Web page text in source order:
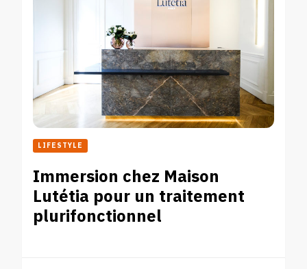
LIFESTYLE
Immersion chez Maison
Lutétia pour un traitement
plurifonctionnel